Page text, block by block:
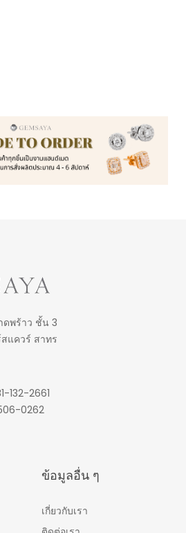
ดพร้าว ชั้น 3
สแควร์ สาทร
132-2661
0262
ข้อมูลอื่น ๆ
เกี่ยวกับเรา